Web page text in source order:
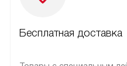
Бесплатная доставка